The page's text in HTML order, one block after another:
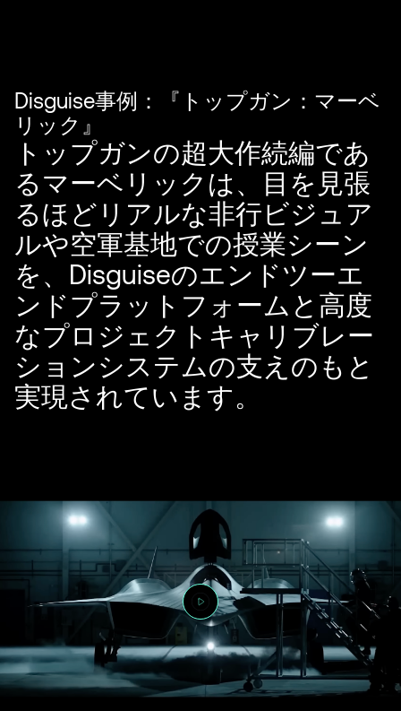
Disguise事例：『トップガン：マーベ
リック』
トップガンの超大作続編であ
るマーベリックは、目を見張
るほどリアルな非行ビジュア
ルや空軍基地での授業シーン
を、Disguiseのエンドツーエ
ンドプラットフォームと高度
なプロジェクトキャリブレー
ションシステムの支えのもと
実現されています。